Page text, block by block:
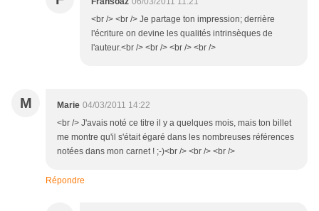
<br /> <br /> Je partage ton impression; derrière
l'écriture on devine les qualités intrinsèques de
l'auteur.<br /> <br /> <br /> <br />
M Marie 04/03/2011 14:22
<br /> J'avais noté ce titre il y a quelques mois, mais ton billet
me montre qu'il s'était égaré dans les nombreuses références
notées dans mon carnet ! ;-)<br /> <br /> <br />
Répondre